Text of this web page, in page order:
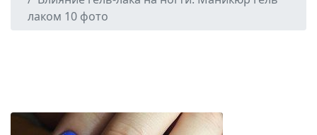
лаком 10 фото